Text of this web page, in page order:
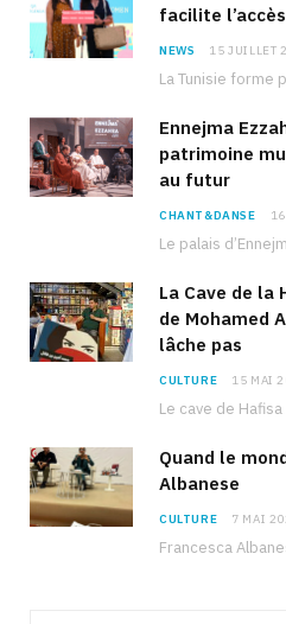
facilite
NEWS 15 JUILLET
Ennejma
patrimoine
au futur
CHANT&DANSE
La Cave de la
de Mohamed
lâche pas
CULTURE 15 MAI
Quand le
Albanese
CULTURE 7 MAI